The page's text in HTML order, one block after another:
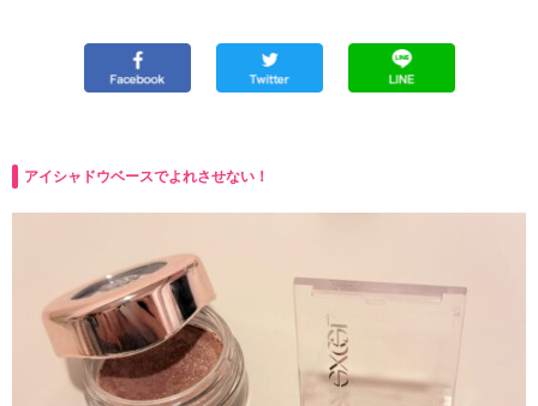
アイシャドウベースでよれさせない！